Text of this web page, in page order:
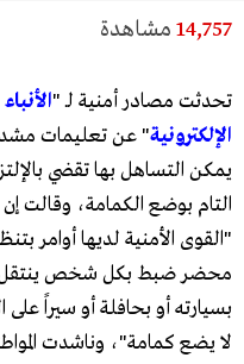
14,757 مشاهدة
تحدثت مصادر أمنية لـ "الأنباء
الإلكترونية" عن تعليمات
يمكن التساهل بها تقضي
التام بوضع الكمامة، وقالت إن
"القوى الأمنية لديها أوامر
محضر ضبط بكل شخص
بسيارته أو بحافلة أو سيراً على
لا يضع كمامة"، وناشدت